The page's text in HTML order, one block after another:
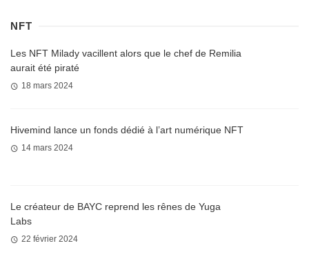
NFT
Les NFT Milady vacillent alors que le chef de Remilia
aurait été piraté
18 mars 2024
Hivemind lance un fonds dédié à l’art numérique NFT
14 mars 2024
Le créateur de BAYC reprend les rênes de Yuga
Labs
22 février 2024